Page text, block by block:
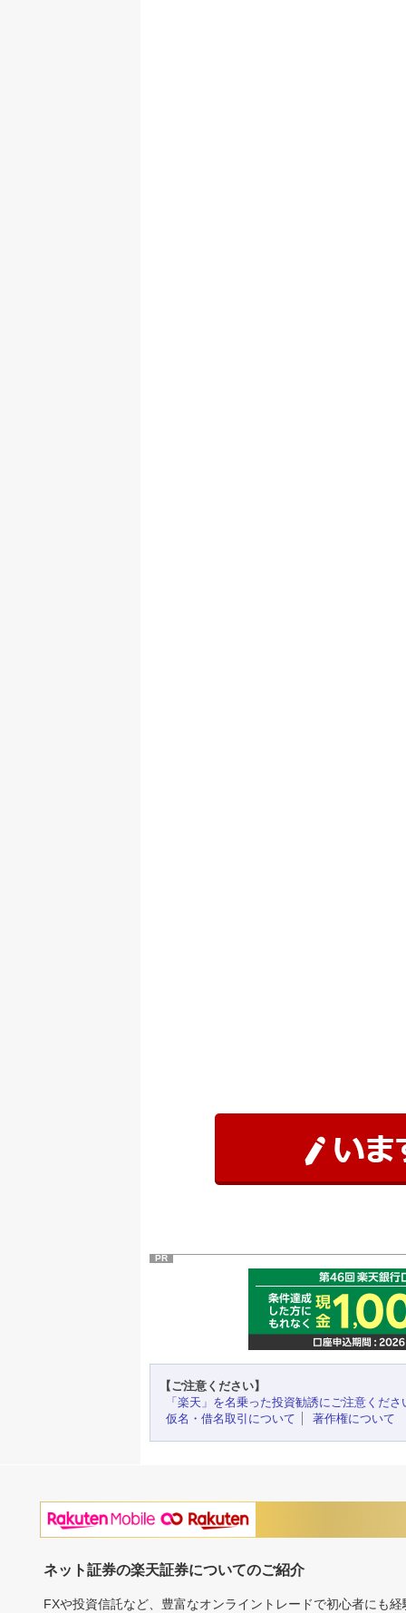
PR
【ご注意ください】
「楽天」を名乗った投資勧誘にご注意くださ
仮名・借名取引について
著作権について
ネット証券の楽天証券についてのご紹介
FXや投資信託など、豊富なオンライントレードで初心者にも